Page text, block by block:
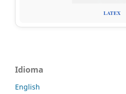
LATEX
Idioma
English